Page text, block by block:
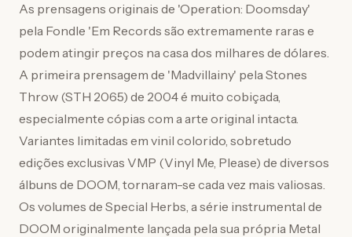
As prensagens originais de 'Operation: Doomsday'
pela Fondle 'Em Records são extremamente raras e
podem atingir preços na casa dos milhares de dólares.
A primeira prensagem de 'Madvillainy' pela Stones
Throw (STH 2065) de 2004 é muito cobiçada,
especialmente cópias com a arte original intacta.
Variantes limitadas em vinil colorido, sobretudo
edições exclusivas VMP (Vinyl Me, Please) de diversos
álbuns de DOOM, tornaram-se cada vez mais valiosas.
Os volumes de Special Herbs, a série instrumental de
DOOM originalmente lançada pela sua própria Metal